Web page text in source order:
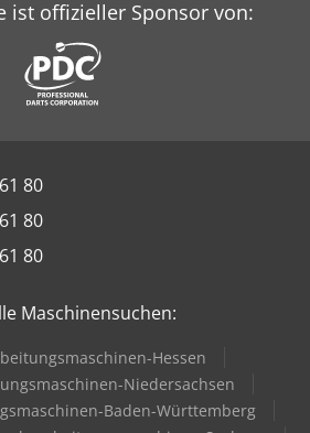
ist offizieller Sponsor von:
80
80
80
Maschinensuchen:
Hessen
Niedersachsen
Baden-Württemberg